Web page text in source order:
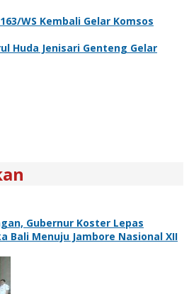
WS Kembali Gelar Komsos
Huda Jenisari Genteng Gelar
Gubernur Koster Lepas
Bali Menuju Jambore Nasional XII